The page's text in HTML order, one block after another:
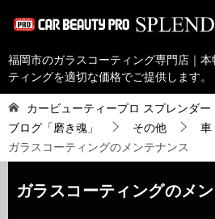
福岡市のガラスコーティング専門店｜
ティングを適切な価格でご提供します。
カービューティープロ スプレンダー
ブログ「磨き魂」
その他
車
ガラスコーティングのメンテナンス
ガラスコーティングのメ